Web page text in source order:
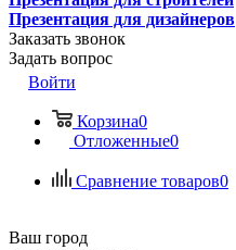
Презентация для дизайнеров
Заказать звонок
Задать вопрос
Войти
Корзина0
Отложенные0
Сравнение товаров0
Ваш город